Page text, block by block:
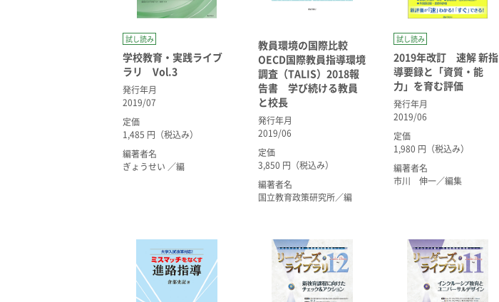
試し読み
学校教育・実践ライブ
ラリ Vol.3
発行年月
2019/07
定価
1,485 円（税込み）
編著者名
ぎょうせい ／編
教員環境の国際比較
OECD国際教員指導環境
調査（TALIS）2018報
告書 学び続ける教員
と校長
発行年月
2019/06
定価
3,850 円（税込み）
編著者名
国立教育政策研究所／編
試し読み
2019年改訂 速解 新指
導要録と「資質・能
力」を育む評価
発行年月
2019/06
定価
1,980 円（税込み）
編著者名
市川 伸一／編集